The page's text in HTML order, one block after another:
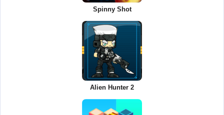
Spinny Shot
Alien Hunter 2